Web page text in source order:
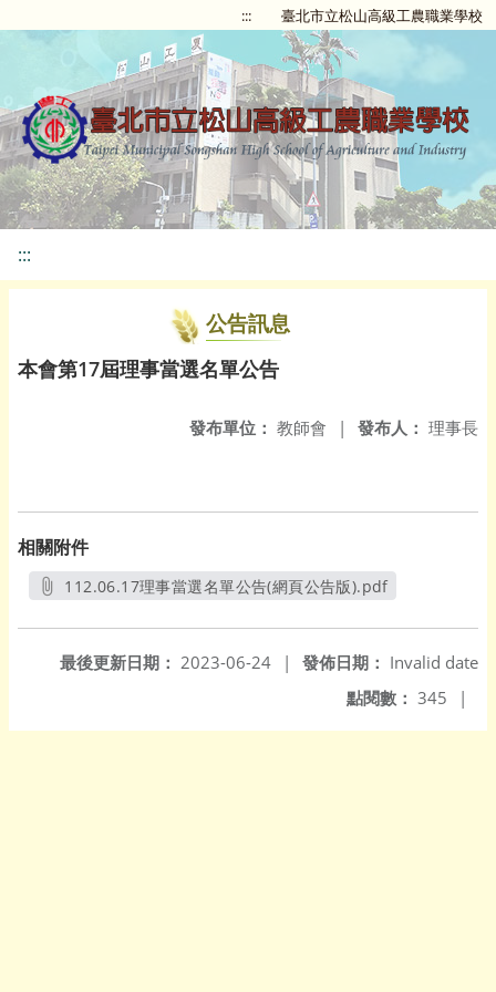
::: 臺北市立松山高級工農職業學校
:::
公告訊息
本會第17屆理事當選名單公告
發布人： 理事長
發布單位： 教師會 |
相關附件
112.06.17理事當選名單公告(網頁公告版).pdf
發佈日期： Invalid date
最後更新日期： 2023-06-24
|
點閱數： 345 |